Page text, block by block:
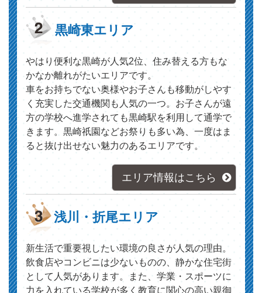
エリア情報はこちら
黒崎東エリア
やはり便利な黒崎が人気2位、住み替える方もな
かなか離れがたいエリアです。
車をお持ちでない奥様やお子さんも移動がしやす
く充実した交通機関も人気の一つ。お子さんが遠
方の学校へ進学されても黒崎駅を利用して通学で
きます。黒崎祇園などお祭りも多い為、一度はま
ると抜け出せない魅力のあるエリアです。
浅川・折尾エリア
新生活で重要視したい環境の良さが人気の理由。
飲食店やコンビニは少ないものの、静かな住宅街
として人気があります。また、学業・スポーツに
力を入れている学校が多く教育に関心の高い親御